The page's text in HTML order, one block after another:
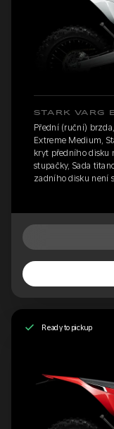
STARK VARG
Přední (ruční)
Extreme Medium,
kryt předního disku
stupačky, Sada
zadního disku není
Ready to pickup